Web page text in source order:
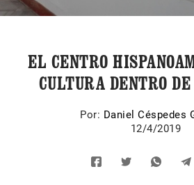
EL CENTRO
CULTURA DENTRO
Por: Daniel Céspedes
12/4/2019